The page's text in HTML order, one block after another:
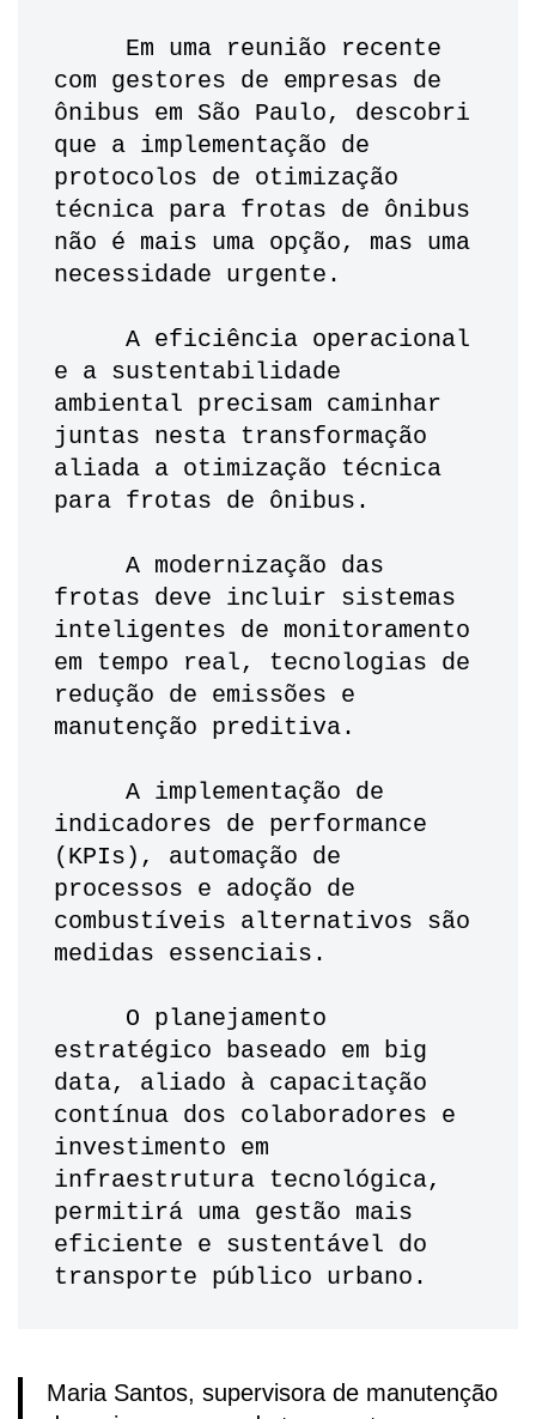
com gestores de empresas de
ônibus em São Paulo, descobri
que a implementação de
protocolos de otimização
técnica para frotas de ônibus
não é mais uma opção, mas uma
necessidade urgente.
e a sustentabilidade
ambiental precisam caminhar
juntas nesta transformação
aliada a otimização técnica
para frotas de ônibus.
frotas deve incluir sistemas
inteligentes de monitoramento
em tempo real, tecnologias de
redução de emissões e
manutenção preditiva.
indicadores de performance
(KPIs), automação de
processos e adoção de
combustíveis alternativos são
medidas essenciais.
estratégico baseado em big
data, aliado à capacitação
contínua dos colaboradores e
investimento em
infraestrutura tecnológica,
permitirá uma gestão mais
eficiente e sustentável do
transporte público urbano.
Maria Santos, supervisora de manutenção